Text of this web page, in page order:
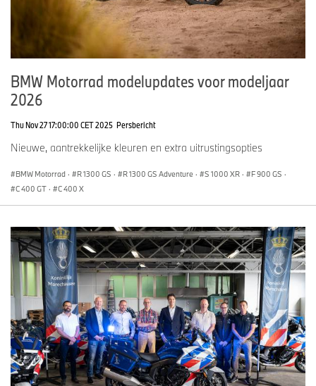
BMW Motorrad modelupdates voor modeljaar
2026
Thu Nov 27 17:00:00 CET 2025 Persbericht
Nieuwe, aantrekkelijke kleuren en extra uitrustingsopties
BMW Motorrad · R 1300 GS · R 1300 GS Adventure · S 1000 XR · F 900 GS ·
C 400 GT · C 400 X